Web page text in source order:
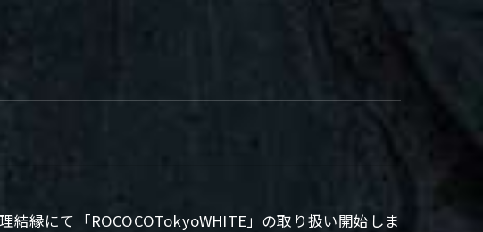
結縁にて「ROCOCOTokyoWHITE」の取り扱い開始しま